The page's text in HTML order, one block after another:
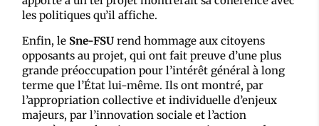
les politiques qu’il affiche.
Enfin, le Sne-FSU rend hommage aux citoyens
opposants au projet, qui ont fait preuve d’une plus
grande préoccupation pour l’intérêt général à long
terme que l’État lui-même. Ils ont montré, par
l’appropriation collective et individuelle d’enjeux
majeurs, par l’innovation sociale et l’action